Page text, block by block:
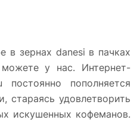
в зернах danesi в пачках
у нас. Интернет-
постоянно пополняется
стараясь удовлетворить
искушенных кофеманов.